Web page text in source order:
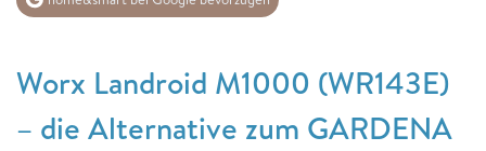
Worx Landroid M1000 (WR143E)
– die Alternative zum GARDENA